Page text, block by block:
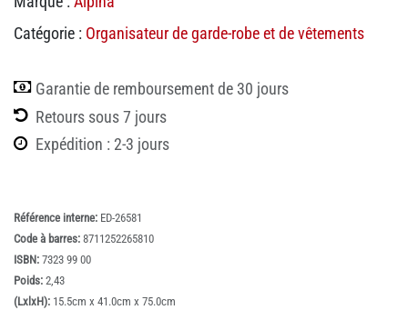
Catégorie : Organisateur de garde-robe et de vêtements
Garantie de remboursement de 30 jours
Retours sous 7 jours
Expédition : 2-3 jours
Référence interne: ED-26581
Code à barres: 8711252265810
ISBN: 7323 99 00
Poids: 2,43
(LxlxH): 15.5cm x 41.0cm x 75.0cm